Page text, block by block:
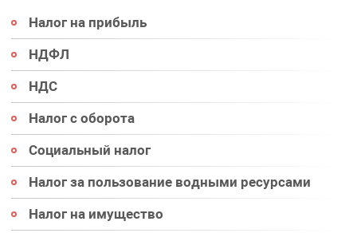
Налог на прибыль
НДФЛ
НДС
Налог с оборота
Социальный налог
Налог за пользование водными ресурсами
Налог на имущество